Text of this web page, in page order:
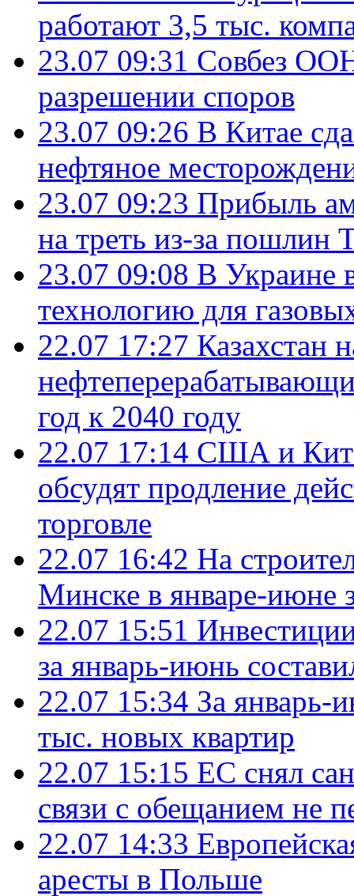
работают 3,5 тыс.
23.07 09:31 Совбез
разрешении споров
23.07 09:26 В Китае
нефтяное
23.07 09:23 Прибыль
на треть из-за пошлин
23.07 09:08 В Украине
технологию для
22.07 17:27 Казахстан
год к 2040 году
22.07 17:14 США и
обсудят продление
торговле
22.07 16:42 На
Минске в январе-июне
22.07 15:51
за январь-июнь
22.07 15:34 За январь-
тыс. новых квартир
22.07 15:15 ЕС снял
связи с обещанием не
22.07 14:33
аресты в Польше